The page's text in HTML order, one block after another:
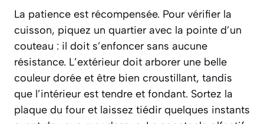
La patience est récompensée. Pour vérifier la
cuisson, piquez un quartier avec la pointe d’un
couteau : il doit s’enfoncer sans aucune
résistance. L’extérieur doit arborer une belle
couleur dorée et être bien croustillant, tandis
que l’intérieur est tendre et fondant. Sortez la
plaque du four et laissez tiédir quelques instants